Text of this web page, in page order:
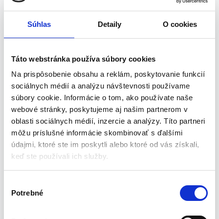
Súhlas Detaily O cookies
Táto webstránka používa súbory cookies
Na prispôsobenie obsahu a reklám, poskytovanie funkcií
sociálnych médií a analýzu návštevnosti používame
súbory cookie. Informácie o tom, ako používate naše
webové stránky, poskytujeme aj našim partnerom v
oblasti sociálnych médií, inzercie a analýzy. Títo partneri
môžu príslušné informácie skombinovať s ďalšími
údajmi, ktoré ste im poskytli alebo ktoré od vás získali,
keď ste používali ich služby.
Potrebné
pohodlné používanie v horúcich dňoch.
– zaručuje stabilnú a pohodlnú
po rozbalení je ihneď pripravené na použitie.
Špecifikácia
Materiál: textil
Max. nosnosť: 130 kg
Rozmery (dĺžka / šírka / výška): 190/49/93 cm
Hmotnosť súpravy: 5,4 kg
Oddych na záhrade, terase či balkóne je zárukou príjemne